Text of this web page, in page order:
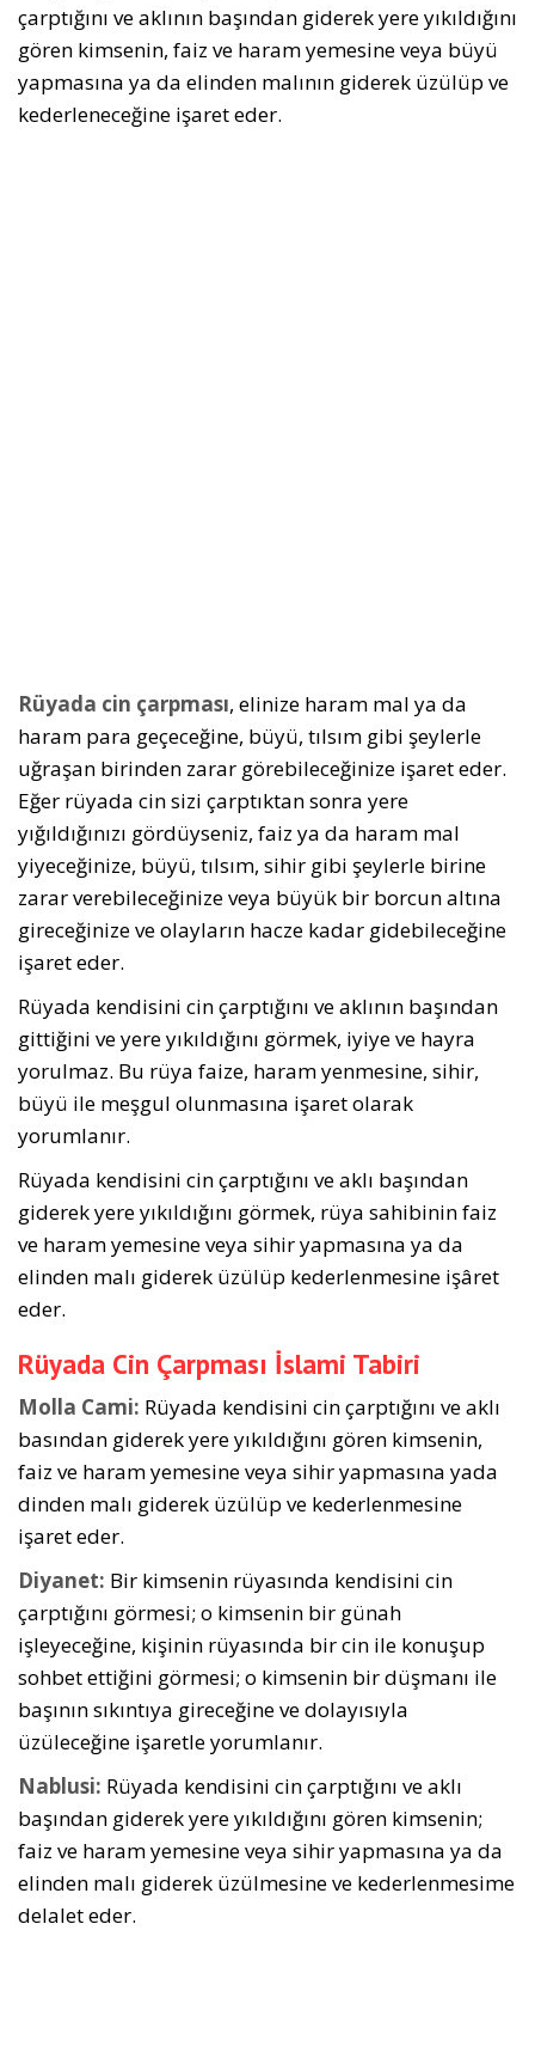
çarptığını ve aklının başından giderek yere yıkıldığını
gören kimsenin, faiz ve haram yemesine veya büyü
yapmasına ya da elinden malının giderek üzülüp ve
kederleneceğine işaret eder.
Rüyada cin çarpması, elinize haram mal ya da
haram para geçeceğine, büyü, tılsım gibi şeylerle
uğraşan birinden zarar görebileceğinize işaret eder.
Eğer rüyada cin sizi çarptıktan sonra yere
yığıldığınızı gördüyseniz, faiz ya da haram mal
yiyeceğinize, büyü, tılsım, sihir gibi şeylerle birine
zarar verebileceğinize veya büyük bir borcun altına
gireceğinize ve olayların hacze kadar gidebileceğine
işaret eder.
Rüyada kendisini cin çarptığını ve aklının ba­şından
gittiğini ve yere yıkıldığını görmek, iyiye ve hayra
yorulmaz. Bu rüya faize, haram yenmesine, sihir,
büyü ile meşgul olunmasına işaret olarak
yorumlanır.
Rüyada kendisini cin çarptığını ve aklı ba­şından
giderek yere yıkıldığını görmek, rüya sahibinin faiz
ve haram yemesine veya sihir yapmasına ya da
elinden malı giderek üzülüp kederlenmesine işâret
eder.
Rüyada Cin Çarpması İslami Tabiri
Molla Cami: Rüyada kendisini cin çarptığını ve aklı
basından giderek yere yıkıldığını gören kimsenin,
faiz ve haram yemesine veya sihir yapmasına yada
dinden malı giderek üzülüp ve kederlenmesine
işaret eder.
Diyanet: Bir kimsenin rüyasında kendisini cin
çarptığını görmesi; o kimsenin bir günah
işleyeceğine, kişinin rüyasında bir cin ile konuşup
sohbet ettiğini görmesi; o kimsenin bir düşmanı ile
başının sıkıntıya gireceğine ve dolayısıyla
üzüleceğine işaretle yorumlanır.
Nablusi: Rüyada kendisini cin çarptığını ve aklı
başından giderek yere yıkıldığını gören kimsenin;
faiz ve haram yemesine veya sihir yapmasına ya da
elinden malı giderek üzülmesine ve kederlenmesime
delalet eder.